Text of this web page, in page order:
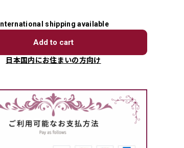
International shipping available
Add to cart
日本国内にお住まいの方向け